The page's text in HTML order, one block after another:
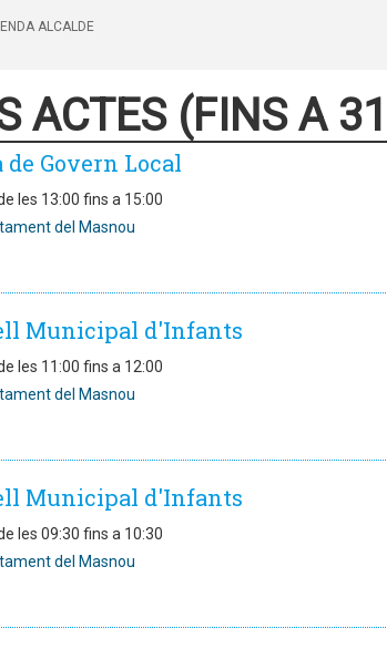
ALCALDE
ACTES (FINS A
Govern Local
les 13:00 fins a 15:00
del Masnou
Municipal d'Infants
les 11:00 fins a 12:00
del Masnou
Municipal d'Infants
les 09:30 fins a 10:30
del Masnou